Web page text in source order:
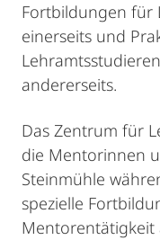
Fortbildungen für
einerseits und
andererseits.
Das Zentrum für
die Mentorinnen
Steinmühle
spezielle
Mentorentätigkeit